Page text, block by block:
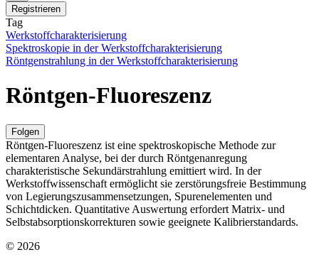
Registrieren
Tag
Werkstoffcharakterisierung
Spektroskopie in der Werkstoffcharakterisierung
Röntgenstrahlung in der Werkstoffcharakterisierung
Röntgen-Fluoreszenz
Folgen
Röntgen-Fluoreszenz ist eine spektroskopische Methode zur
elementaren Analyse, bei der durch Röntgenanregung
charakteristische Sekundärstrahlung emittiert wird. In der
Werkstoffwissenschaft ermöglicht sie zerstörungsfreie Bestimmung
von Legierungszusammensetzungen, Spurenelementen und
Schichtdicken. Quantitative Auswertung erfordert Matrix- und
Selbstabsorptionskorrekturen sowie geeignete Kalibrierstandards.
© 2026